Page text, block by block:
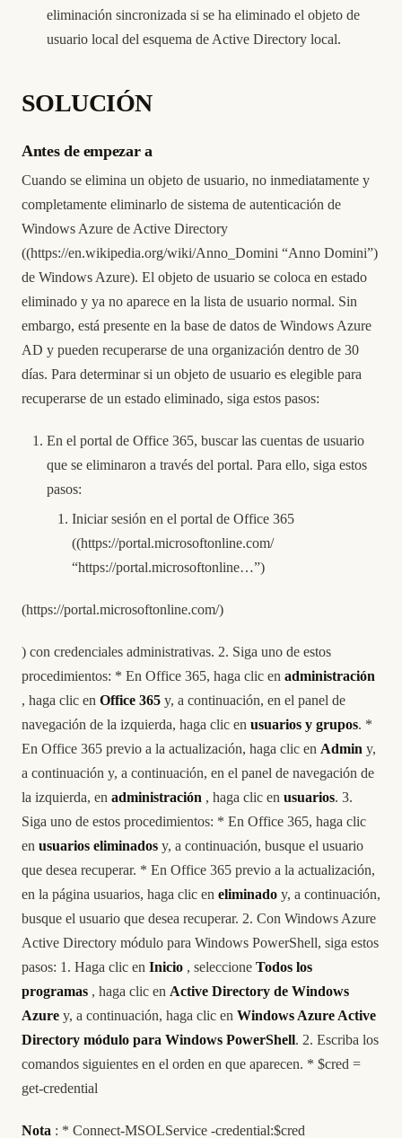
eliminación sincronizada si se ha eliminado el objeto de
usuario local del esquema de Active Directory local.
SOLUCIÓN
Antes de empezar a
Cuando se elimina un objeto de usuario, no inmediatamente y
completamente eliminarlo de sistema de autenticación de
Windows Azure de Active Directory
((https://en.wikipedia.org/wiki/Anno_Domini “Anno Domini”)
de Windows Azure). El objeto de usuario se coloca en estado
eliminado y ya no aparece en la lista de usuario normal. Sin
embargo, está presente en la base de datos de Windows Azure
AD y pueden recuperarse de una organización dentro de 30
días. Para determinar si un objeto de usuario es elegible para
recuperarse de un estado eliminado, siga estos pasos:
En el portal de Office 365, buscar las cuentas de usuario
que se eliminaron a través del portal. Para ello, siga estos
pasos:
Iniciar sesión en el portal de Office 365
((https://portal.microsoftonline.com/
“https://portal.microsoftonline…”)
(https://portal.microsoftonline.com/)
) con credenciales administrativas. 2. Siga uno de estos
procedimientos: * En Office 365, haga clic en administración
, haga clic en Office 365 y, a continuación, en el panel de
navegación de la izquierda, haga clic en usuarios y grupos. *
En Office 365 previo a la actualización, haga clic en Admin y,
a continuación y, a continuación, en el panel de navegación de
la izquierda, en administración , haga clic en usuarios. 3.
Siga uno de estos procedimientos: * En Office 365, haga clic
en usuarios eliminados y, a continuación, busque el usuario
que desea recuperar. * En Office 365 previo a la actualización,
en la página usuarios, haga clic en eliminado y, a continuación,
busque el usuario que desea recuperar. 2. Con Windows Azure
Active Directory módulo para Windows PowerShell, siga estos
pasos: 1. Haga clic en Inicio , seleccione Todos los
programas , haga clic en Active Directory de Windows
Azure y, a continuación, haga clic en Windows Azure Active
Directory módulo para Windows PowerShell. 2. Escriba los
comandos siguientes en el orden en que aparecen. * $cred =
get-credential
Nota : * Connect-MSOLService -credential:$cred